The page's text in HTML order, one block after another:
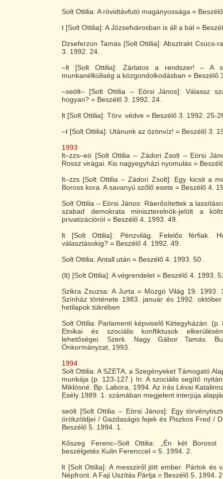
Solt Ottilia: A rövidtávfutó magányossága =
t [Solt Ottilia]: A Józsefvárosban is áll a bál =
Dzseferzon Tamás [Solt Ottilia]: Absztrakt Csúcs-
3. 1992. 24.
–lt [Solt Ottilia]: Zárlatos a rendszer! – A
munkanélküliség a közgondolkodásban = Beszélő
–seölt– [Solt Ottilia – Eörsi János]: Válassz
hogyan? = Beszélő 3. 1992. 24.
lt [Solt Ottilia]: Törv. védve = Beszélő 3. 1992. 25-
–t [Solt Ottilia]: Utánunk az özönvíz! = Beszélő 3.
1993
lt–zzs–eö [Solt Ottilia – Zádori Zsolt – Eörsi
Rossz virágai. Kis nagyegyházi nyomulás =
lt–zzs [Solt Ottilia – Zádori Zsolt]: Egy kicsit a
Boross kora. A savanyú szőlő esete = Beszélő 4.
Solt Ottilia – Eörsi János: Ráerősítettek a
szabad demokrata miniszterelnök-jelölt a
privatizációról = Beszélő 4. 1993. 49.
lt [Solt Ottilia]: Pénzvilág. Felelős férfiak.
választásokig? = Beszélő 4. 1992. 49.
Solt Ottilia: Antall után = Beszélő 4. 1993. 50.
(lt) [Solt Ottilia]: A végrendelet = Beszélő 4. 1993.
Szikra Zsuzsa: A Jurta = Mozgó Világ 19. 1993.
Színház története 1983. január és 1992.
hetilapok tükrében
Solt Ottilia: Parlamenti képviselő Kétegyházán.
Etnikai és szociális konfliktusok
lehetőségei. Szerk. Nagy Gábor Tamás.
Önkormányzat, 1993.
1994
Solt Ottilia: A SZETA, a Szegényeket Támogató
munkája (p. 123-127.) In: A szociális segítő
Miklósné. Bp. Labora, 1994. Az írás Lévai
Esély 1989. 1. számában megjelent interjúja
seölt [Solt Ottilia – Eörsi János]: Egy
örökzöldjei / Gazdaságis fejek és Piszkos Fred /
Beszélő 5. 1994. 1.
Kőszeg Ferenc–Solt Ottilia: „Én két
beszélgetés Kulin Ferenccel = 5. 1994. 2.
lt [Solt Ottilia]: A messziről jött ember. Pártok és
Népfront. A Faji Uszítás Pártja = Beszélő 5. 1994.